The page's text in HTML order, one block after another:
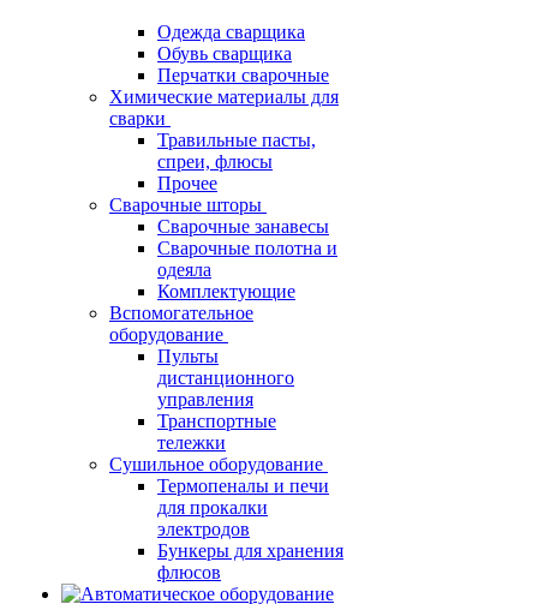
Одежда сварщика
Обувь сварщика
Перчатки сварочные
Химические материалы для
сварки
Травильные пасты,
спреи, флюсы
Прочее
Сварочные шторы
Сварочные занавесы
Сварочные полотна и
одеяла
Комплектующие
Вспомогательное
оборудование
Пульты
дистанционного
управления
Транспортные
тележки
Сушильное оборудование
Термопеналы и печи
для прокалки
электродов
Бункеры для хранения
флюсов